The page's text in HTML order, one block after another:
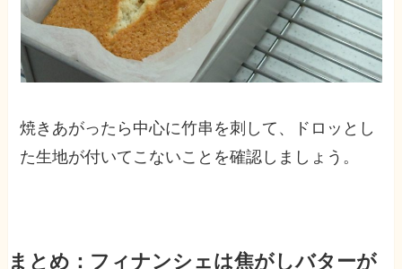
焼きあがったら中心に竹串を刺して、ドロッとし
た生地が付いてこないことを確認しましょう。
まとめ：フィナンシェは焦がしバターが